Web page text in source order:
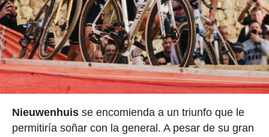
Nieuwenhuisse encomienda a un triunfo que le
permitiría soñar con la general. A pesar de su gran